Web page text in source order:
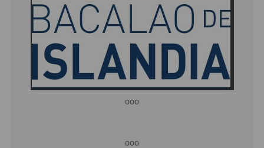
ooo
ooo